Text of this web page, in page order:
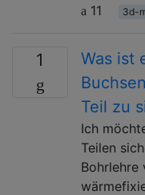
11
3d-
1
Was ist
Teil zu
Ich
Teilen
Bohrlehre